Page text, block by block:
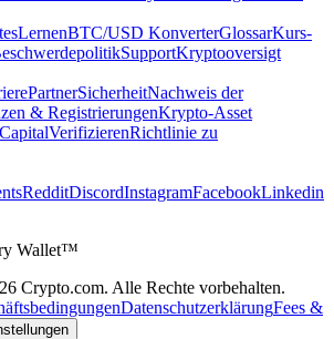
LernenBTC/USD KonverterGlossarKurs-
SupportKryptooversigt
PartnerSicherheitNachweis der
& RegistrierungenKrypto-Asset
CapitalVerifizierenRichtlinie zu
RedditDiscordInstagramFacebookLinkedin
Wallet™
Crypto.com. Alle Rechte vorbehalten.
DatenschutzerklärungFees &